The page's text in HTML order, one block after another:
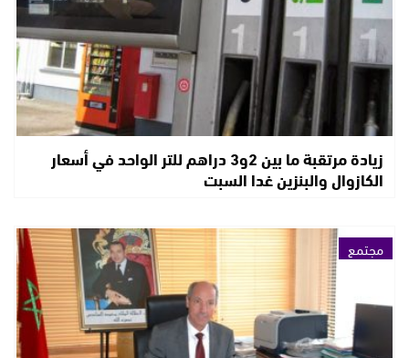
زيادة مرتقبة ما بين 2و3 دراهم للتر الواحد في أسعار
الكازوال والبنزين غدا السبت
مجتمع